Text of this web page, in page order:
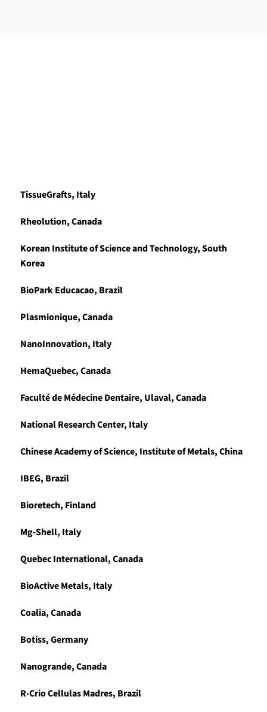
TissueGrafts, Italy
Rheolution, Canada
Korean Institute of Science and Technology, South
Korea
BioPark Educacao, Brazil
Plasmionique, Canada
NanoInnovation, Italy
HemaQuebec, Canada
Faculté de Médecine Dentaire, Ulaval, Canada
National Research Center, Italy
Chinese Academy of Science, Institute of Metals, China
IBEG, Brazil
Bioretech, Finland
Mg-Shell, Italy
Quebec International, Canada
BioActive Metals, Italy
Coalia, Canada
Botiss, Germany
Nanogrande, Canada
R-Crio Cellulas Madres, Brazil